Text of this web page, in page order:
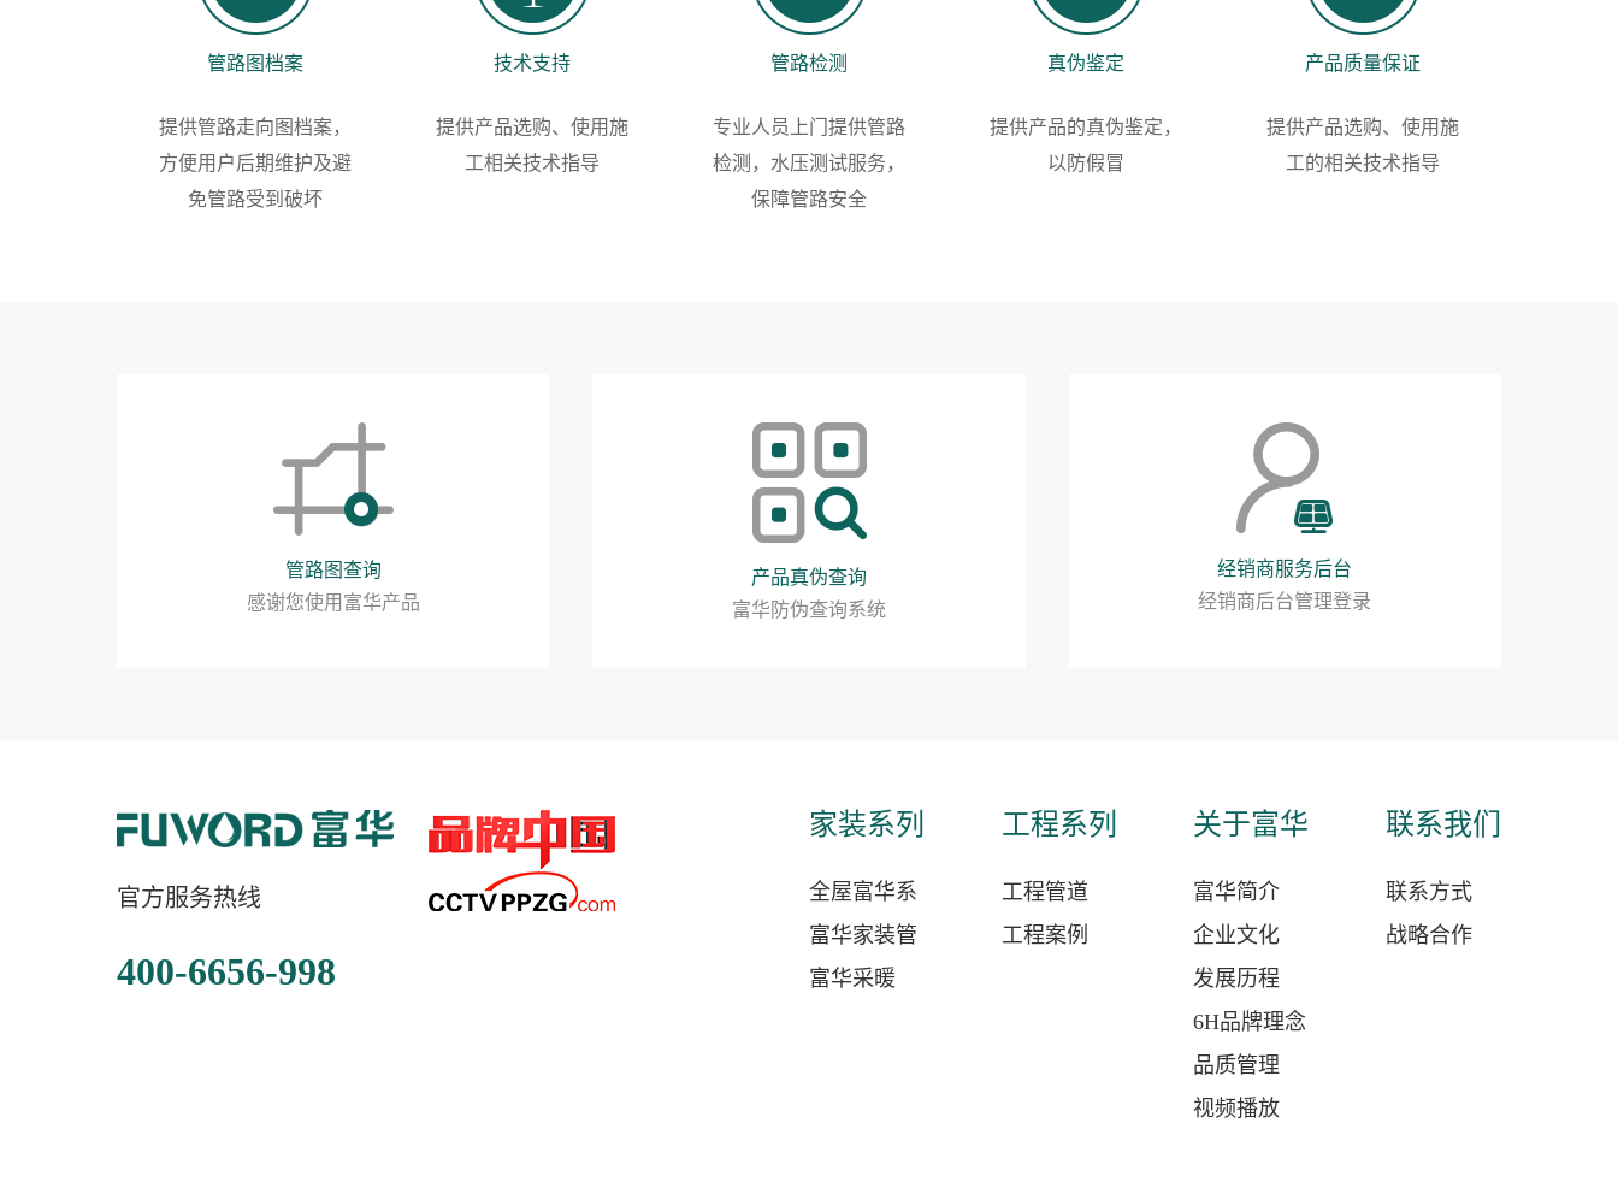
管路图档案
提供管路走向图档案，
方便用户后期维护及避
免管路受到破坏
技术支持
提供产品选购、使用施
工相关技术指导
管路检测
专业人员上门提供管路
检测，水压测试服务，
保障管路安全
真伪鉴定
提供产品的真伪鉴定，
以防假冒
产品质量保证
提供产品选购、使用施
工的相关技术指导
管路图查询
感谢您使用富华产品
产品真伪查询
富华防伪查询系统
经销商服务后台
经销商后台管理登录
官方服务热线
400-6656-998
家装系列
全屋富华系
富华家装管
富华采暖
工程系列
工程管道
工程案例
关于富华
富华简介
企业文化
发展历程
6H品牌理念
品质管理
视频播放
联系我们
联系方式
战略合作